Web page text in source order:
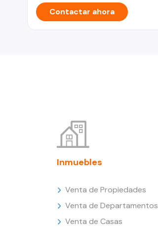
Contactar ahora
Inmuebles
Venta de Propiedades
Venta de Departamentos
Venta de Casas